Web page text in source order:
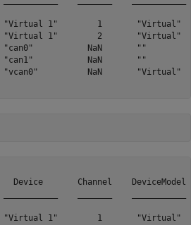
"Virtual 1"        1
"Virtual 1"        2
"can0"           NaN       ""
"can1"           NaN       ""
"vcan0"          NaN
Device       Channel
"Virtual 1"        1